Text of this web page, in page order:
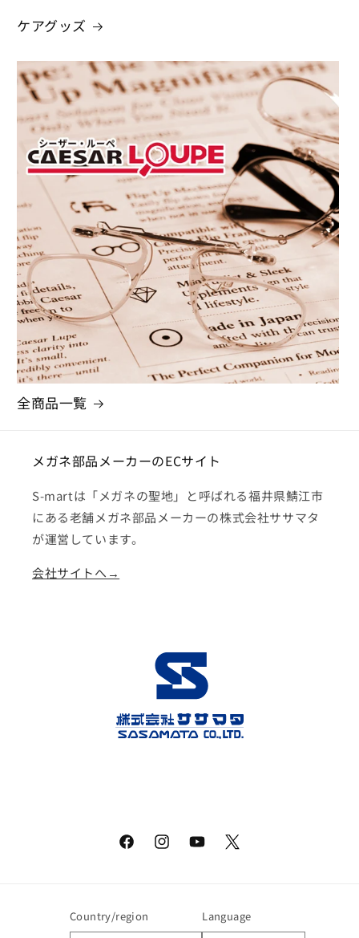
ケアグッズ
全商品一覧
メガネ部品メーカーのECサイト
S-martは「メガネの聖地」と呼ばれる福井県鯖江市
にある老舗メガネ部品メーカーの株式会社ササマタ
が運営しています。
会社サイトへ→
FacebookInstagramYouTubeTwitter
Country/region Language